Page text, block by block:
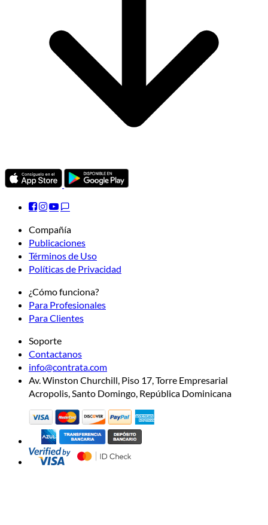
Compañía
Publicaciones
Términos de Uso
Políticas de Privacidad
¿Cómo funciona?
Para Profesionales
Para Clientes
Soporte
Contactanos
info@contrata.com
Av. Winston Churchill, Piso 17, Torre Empresarial
Acropolis, Santo Domingo, República Dominicana